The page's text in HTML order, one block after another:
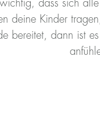
dass sich
deine Kinder
bereitet, dann ist